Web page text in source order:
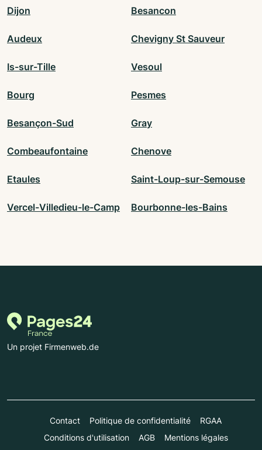
Dijon Besancon
Audeux Chevigny St Sauveur
Is-sur-Tille Vesoul
Bourg Pesmes
Besançon-Sud Gray
Combeaufontaine Chenove
Etaules Saint-Loup-sur-Semouse
Vercel-Villedieu-le-Camp Bourbonne-les-Bains
Un projet Firmenweb.de
Contact Politique de confidentialité
RGAA
Conditions d'utilisation
AGB Mentions légales